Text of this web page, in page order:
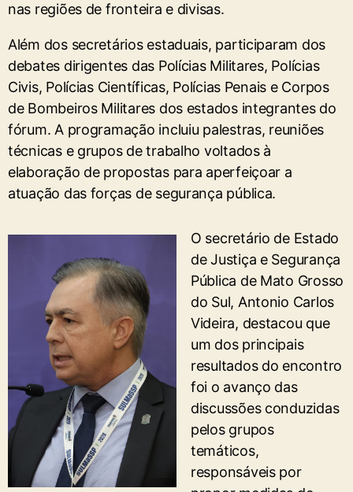
nas regiões de fronteira e divisas.
Além dos secretários estaduais, participaram dos
debates dirigentes das Polícias Militares, Polícias
Civis, Polícias Científicas, Polícias Penais e Corpos
de Bombeiros Militares dos estados integrantes do
fórum. A programação incluiu palestras, reuniões
técnicas e grupos de trabalho voltados à
elaboração de propostas para aperfeiçoar a
atuação das forças de segurança pública.
O secretário de Estado
de Justiça e Segurança
Pública de Mato Grosso
do Sul, Antonio Carlos
Videira, destacou que
um dos principais
resultados do encontro
foi o avanço das
discussões conduzidas
pelos grupos
temáticos,
responsáveis por